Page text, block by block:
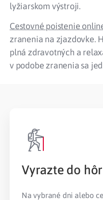
lyžiarskom výstroji.
Cestovné poistenie
zranenia na zjazdovke.
plná zdravotných a
v podobe zranenia sa
Vyrazte do
Na vybrané dni alebo